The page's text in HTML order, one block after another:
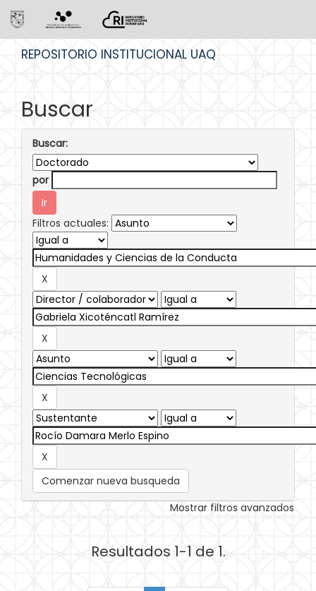
REPOSITORIO INSTITUCIONAL UAQ
Buscar
Buscar:
por
Filtros actuales:
Comenzar nueva busqueda
Mostrar filtros avanzados
Resultados 1-1 de 1.